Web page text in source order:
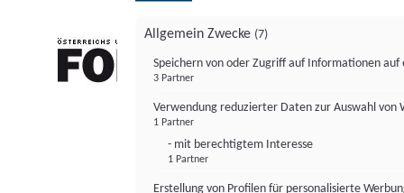
Allgemein Zwecke (7)
Speichern von oder Zugriff auf Informationen auf
3 Partner
Verwendung reduzierter Daten zur Auswahl von
1 Partner
- mit berechtigtem Interesse
1 Partner
Erstellung von Profilen für personalisierte
FONDS professionell